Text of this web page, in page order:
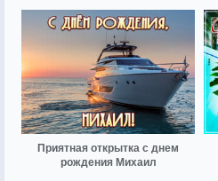
Приятная открытка с днем
рождения Михаил